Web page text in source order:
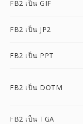
FB2 เป็น GIF
FB2 เป็น JP2
FB2 เป็น PPT
FB2 เป็น DOTM
FB2 เป็น TGA